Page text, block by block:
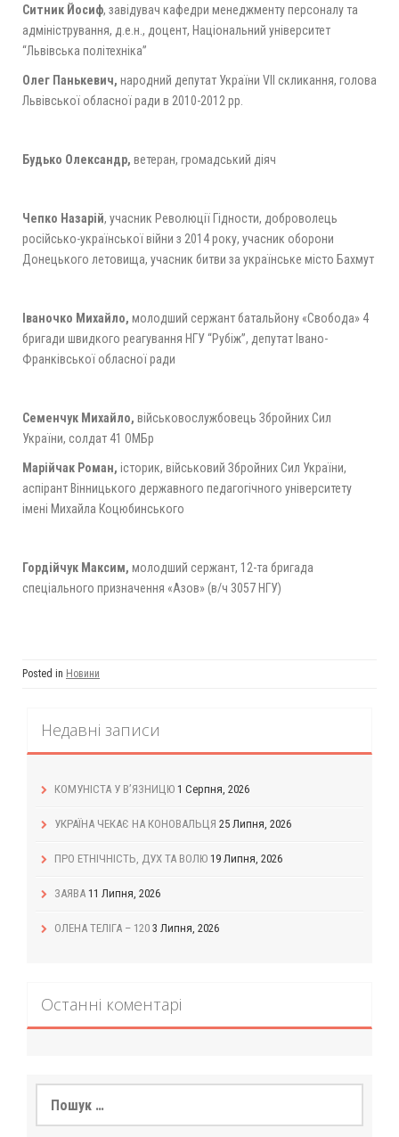
Ситник Йосиф, завідувач кафедри менеджменту персоналу та
адміністрування, д.е.н., доцент, Національний університет
“Львівська політехніка”
Олег Панькевич, народний депутат України VII скликання, голова
Львівської обласної ради в 2010-2012 рр.
Будько Олександр, ветеран, громадський діяч
Чепко Назарій, учасник Революції Гідности, доброволець
російсько-української війни з 2014 року, учасник оборони
Донецького летовища, учасник битви за українське місто Бахмут
Іваночко Михайло, молодший сержант батальйону «Свобода» 4
бригади швидкого реагування НГУ “Рубіж”, депутат Івано-
Франківської обласної ради
Семенчук Михайло, військовослужбовець Збройних Сил
України, солдат 41 ОМБр
Марійчак Роман, історик, військовий Збройних Сил України,
аспірант Вінницького державного педагогічного університету
імені Михайла Коцюбинського
Гордійчук Максим, молодший сержант, 12-та бригада
спеціального призначення «Азов» (в/ч 3057 НГУ)
Posted in Новини
Недавні записи
КОМУНІСТА У В’ЯЗНИЦЮ 1 Серпня, 2026
УКРАЇНА ЧЕКАЄ НА КОНОВАЛЬЦЯ 25 Липня, 2026
ПРО ЕТНІЧНІСТЬ, ДУХ ТА ВОЛЮ 19 Липня, 2026
ЗАЯВА 11 Липня, 2026
ОЛЕНА ТЕЛІГА – 120 3 Липня, 2026
Останні коментарі